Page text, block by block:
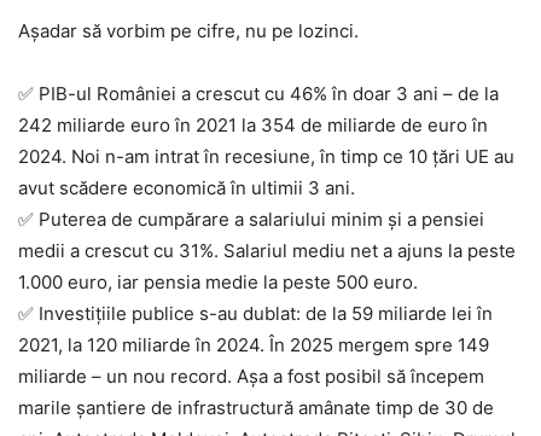
Așadar să vorbim pe cifre, nu pe lozinci.
✅ PIB-ul României a crescut cu 46% în doar 3 ani – de la
242 miliarde euro în 2021 la 354 de miliarde de euro în
2024. Noi n-am intrat în recesiune, în timp ce 10 țări UE au
avut scădere economică în ultimii 3 ani.
✅ Puterea de cumpărare a salariului minim și a pensiei
medii a crescut cu 31%. Salariul mediu net a ajuns la peste
1.000 euro, iar pensia medie la peste 500 euro.
✅ Investițiile publice s-au dublat: de la 59 miliarde lei în
2021, la 120 miliarde în 2024. În 2025 mergem spre 149
miliarde – un nou record. Așa a fost posibil să începem
marile șantiere de infrastructură amânate timp de 30 de